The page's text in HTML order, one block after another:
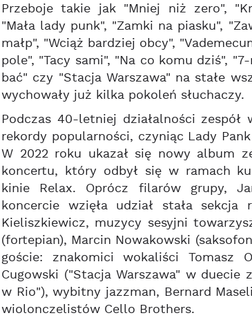
Przeboje takie jak "Mniej niż zero",
"Mała lady punk", "Zamki na piasku",
małp", "Wciąż bardziej obcy",
pole", "Tacy sami", "Na co komu dziś",
bać" czy "Stacja Warszawa" na stałe
wychowały już kilka pokoleń słuchaczy.
Podczas 40-letniej działalności
rekordy popularności, czyniąc Lady
W 2022 roku ukazał się nowy album
koncertu, który odbył się w ramach
kinie Relax. Oprócz filarów grupy,
koncercie wzięła udział stała
Kieliszkiewicz, muzycy sesyjni
(fortepian), Marcin Nowakowski
goście: znakomici wokaliści Tomasz
Cugowski ("Stacja Warszawa" w duecie
w Rio"), wybitny jazzman, Bernard
wiolonczelistów Cello Brothers.